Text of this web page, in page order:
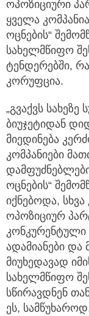
ოპოზიციური
ყველა
ოცნების“
სახელმწიფო
ტენდერებში,
კორუფცია.
„გვაქვს
ბიუჯეტიდან
მიედინება
კომპანიები
ოცნების“
იქნებოდა,
ოპოზიციურ
ადამიანები და
მიუხედავად
სახელმწიფო
სწირავდნენ
ეს,